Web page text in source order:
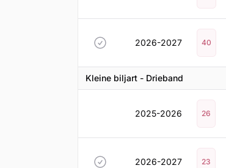
2026-2027 40
Kleine biljart - Drieband
2025-2026 26
2026-2027 23